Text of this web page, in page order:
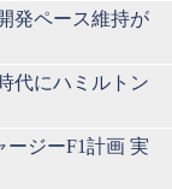
発ペース維持が
代にハミルトン
ージーF1計画 実